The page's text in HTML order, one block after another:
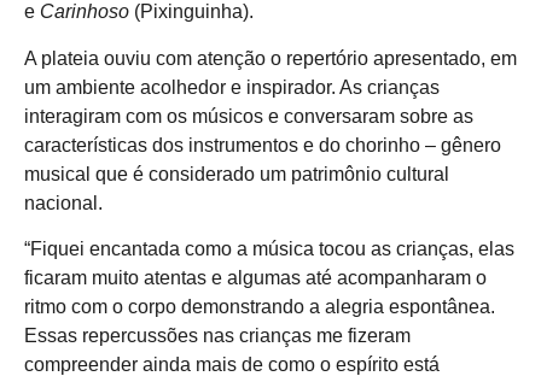
e Carinhoso (Pixinguinha).
A plateia ouviu com atenção o repertório apresentado, em
um ambiente acolhedor e inspirador. As crianças
interagiram com os músicos e conversaram sobre as
características dos instrumentos e do chorinho – gênero
musical que é considerado um patrimônio cultural
nacional.
“Fiquei encantada como a música tocou as crianças, elas
ficaram muito atentas e algumas até acompanharam o
ritmo com o corpo demonstrando a alegria espontânea.
Essas repercussões nas crianças me fizeram
compreender ainda mais de como o espírito está